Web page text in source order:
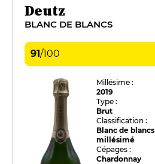
Deutz
BLANC DE BLANCS
91/100
Millésime :
2019
Type :
Brut
Classification :
Blanc de blancs
millésimé
Cépages :
Chardonnay